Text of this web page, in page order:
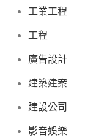
工業工程
工程
廣告設計
建築建案
建設公司
影音娛樂